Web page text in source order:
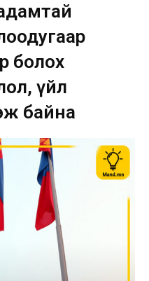
болох
үйл
байна